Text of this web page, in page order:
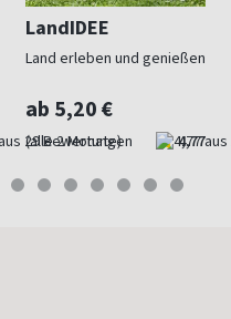
LandIDEE
Land erleben und genießen
ab 5,20 €
(alle 2 Monate) 4,77